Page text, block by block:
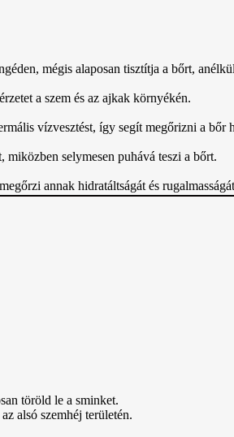
mégis alaposan tisztítja a bőrt,
a szem és az ajkak környékén.
vízvesztést, így segít megőrizni a bőr
miközben selymesen puhává teszi a bőrt.
annak hidratáltságát és
töröld le a sminket.
alsó szemhéj területén.